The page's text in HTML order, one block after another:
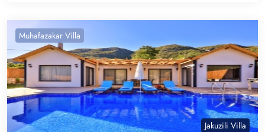
Muhafazakar Villa
Jakuzili Villa